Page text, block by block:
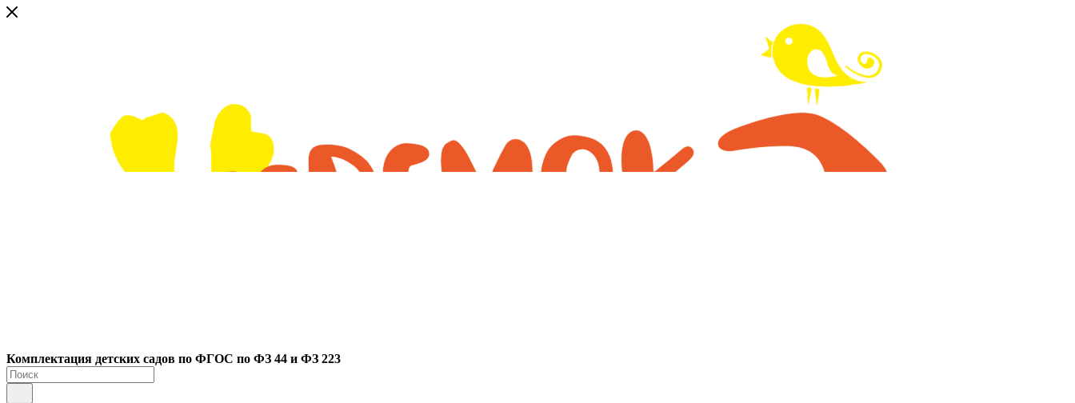
Комплектация детских садов по ФГОC по ФЗ 44 и ФЗ 223